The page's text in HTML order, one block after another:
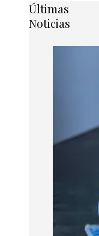
Últimas
Noticias